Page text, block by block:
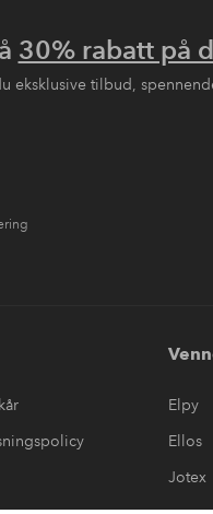
30% rabatt på
eksklusive tilbud,
Elpy
Ellos
Jotex